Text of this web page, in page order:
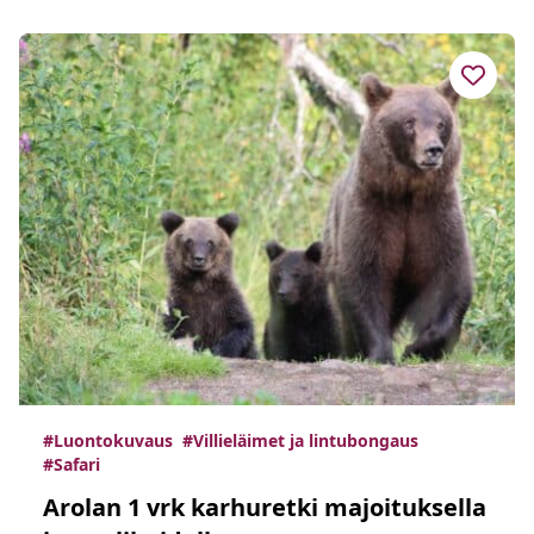
#Luontokuvaus #Villieläimet ja lintubongaus
#Safari
Arolan 1 vrk karhuretki majoituksella